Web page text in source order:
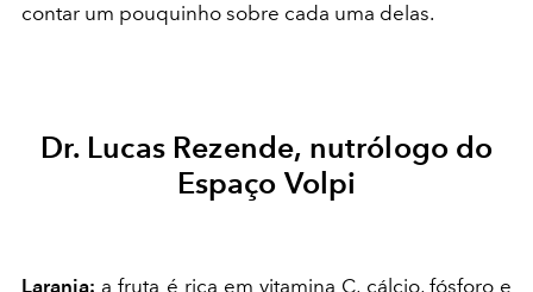
contar um pouquinho sobre cada uma delas.
Dr. Lucas Rezende, nutrólogo do
Espaço Volpi
Laranja: a fruta é rica emvitamina C, cálcio, fósforo e